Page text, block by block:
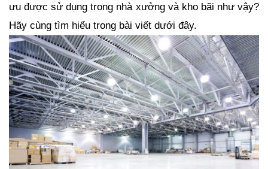
ưu được sử dụng trong nhà xưởng và kho bãi như vậy?
Hãy cùng tìm hiểu trong bài viết dưới đây.